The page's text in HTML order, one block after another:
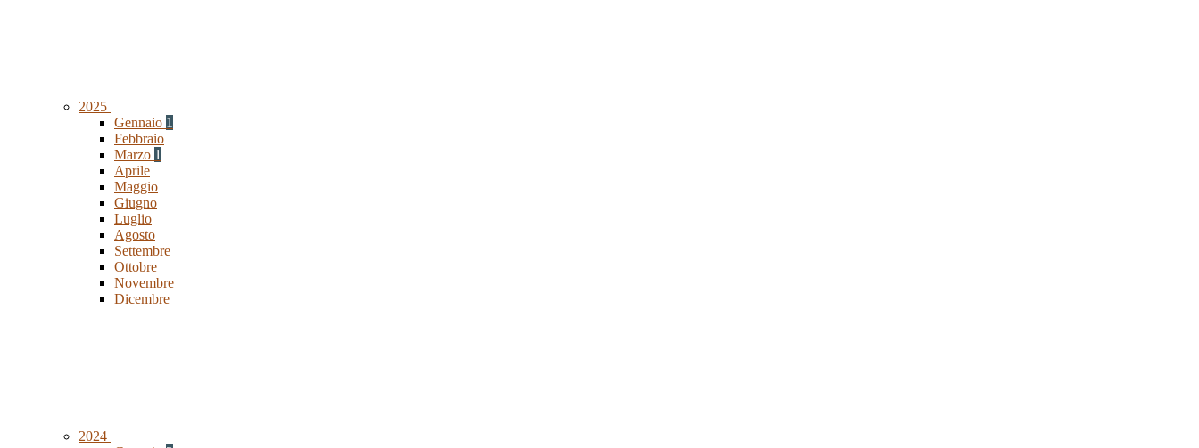
2025
Gennaio 1
Febbraio
Marzo 1
Aprile
Maggio
Giugno
Luglio
Agosto
Settembre
Ottobre
Novembre
Dicembre
2024